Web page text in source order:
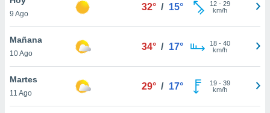
y
en
más
9 Ago
32° / 15° 12- 29
km/h
Mañana
10 Ago
34° / 17° 18- 40
km/h
Martes
11 Ago
29° / 17° 19- 39
km/h